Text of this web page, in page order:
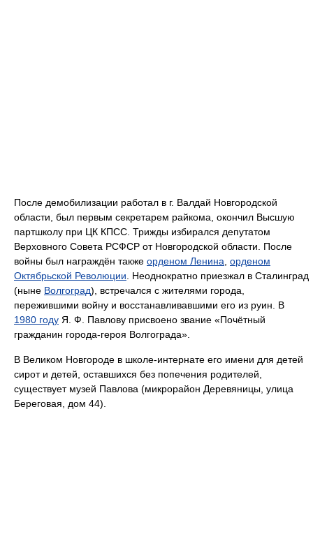
После демобилизации работал в г. Валдай Новгородской
области, был первым секретарем райкома, окончил Высшую
партшколу при ЦК КПСС. Трижды избирался депутатом
Верховного Совета РСФСР от Новгородской области. После
войны был награждён также орденом Ленина орденом
Октябрьской Революции . Неоднократно приезжал в Сталинград
(ныне Волгоград), встречался с жителями города,
пережившими войну и восстанавливавшими его из руин. В
1980 году Я. Ф. Павлову присвоено звание «Почётный
гражданин города-героя Волгограда».
В Великом Новгороде в школе-интернате его имени для детей
сирот и детей, оставшихся без попечения родителей,
существует музей Павлова (микрорайон Деревяницы, улица
Береговая, дом 44).